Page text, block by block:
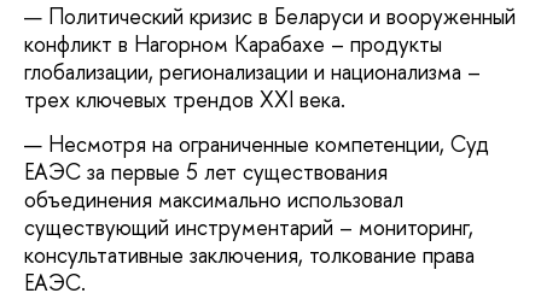
Политический кризис в Беларуси и вооруженный
конфликт в Нагорном Карабахе – продукты
глобализации, регионализации и национализма –
трех ключевых трендов XXI века.
Несмотря на ограниченные компетенции, Суд
ЕАЭС за первые 5 лет существования
объединения максимально использовал
существующий инструментарий – мониторинг,
консультативные заключения, толкование права
ЕАЭС.